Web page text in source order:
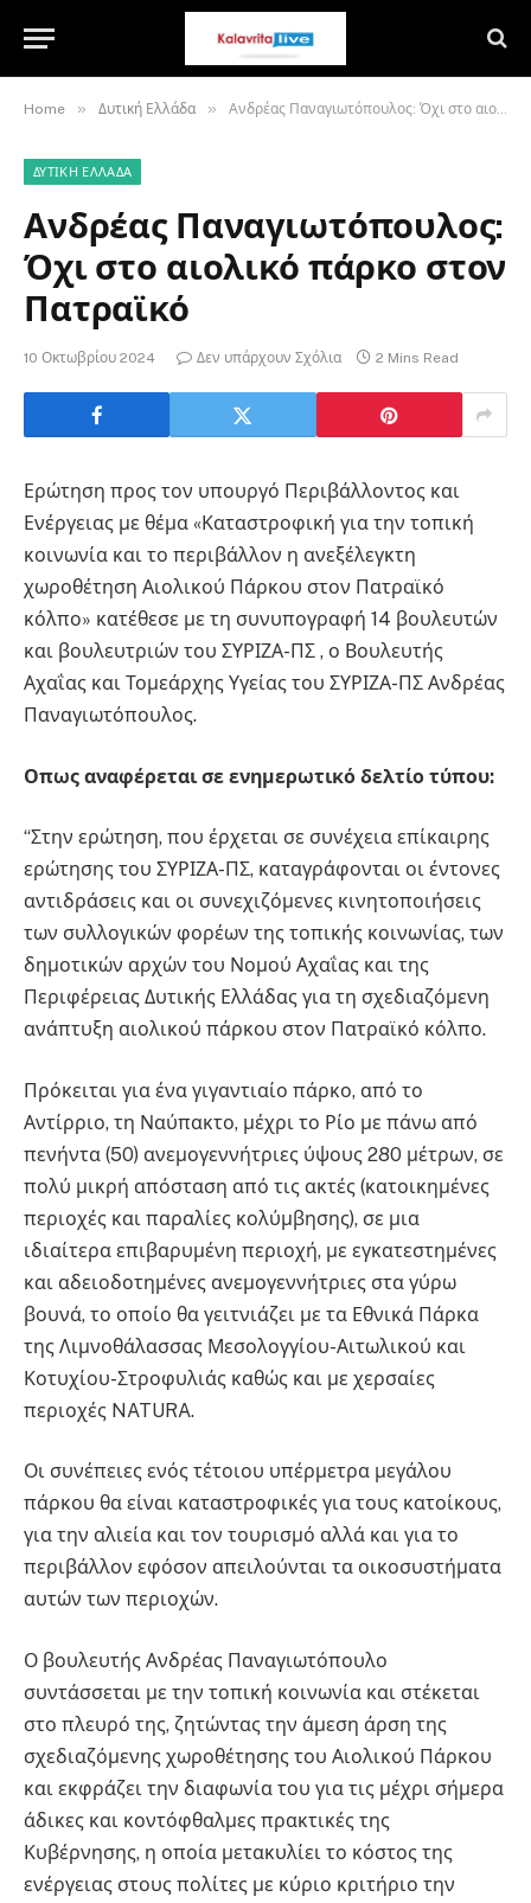
Home » Δυτική Ελλάδα » Ανδρέας Παναγιωτόπουλος: Όχι στο αιολικό πάρκο στον Πατραϊκό
ΔΥΤΙΚΉ ΕΛΛΆΔΑ
Ανδρέας Παναγιωτόπουλος:
Όχι στο αιολικό πάρκο στον
Πατραϊκό
10 Οκτωβρίου 2024 Δεν υπάρχουν Σχόλια 2 Mins Read
Ερώτηση προς τον υπουργό Περιβάλλοντος και
Ενέργειας με θέμα «Καταστροφική για την τοπική
κοινωνία και το περιβάλλον η ανεξέλεγκτη
χωροθέτηση Αιολικού Πάρκου στον Πατραϊκό
κόλπο» κατέθεσε με τη συνυπογραφή 14 βουλευτών
και βουλευτριών του ΣΥΡΙΖΑ-ΠΣ , ο Βουλευτής
Αχαΐας και Τομεάρχης Υγείας του ΣΥΡΙΖΑ-ΠΣ Ανδρέας
Παναγιωτόπουλος.
Οπως αναφέρεται σε ενημερωτικό δελτίο τύπου:
“Στην ερώτηση, που έρχεται σε συνέχεια επίκαιρης
ερώτησης του ΣΥΡΙΖΑ-ΠΣ, καταγράφονται οι έντονες
αντιδράσεις και οι συνεχιζόμενες κινητοποιήσεις
των συλλογικών φορέων της τοπικής κοινωνίας, των
δημοτικών αρχών του Νομού Αχαΐας και της
Περιφέρειας Δυτικής Ελλάδας για τη σχεδιαζόμενη
ανάπτυξη αιολικού πάρκου στον Πατραϊκό κόλπο.
Πρόκειται για ένα γιγαντιαίο πάρκο, από το
Αντίρριο, τη Ναύπακτο, μέχρι το Ρίο με πάνω από
πενήντα (50) ανεμογεννήτριες ύψους 280 μέτρων, σε
πολύ μικρή απόσταση από τις ακτές (κατοικημένες
περιοχές και παραλίες κολύμβησης), σε μια
ιδιαίτερα επιβαρυμένη περιοχή, με εγκατεστημένες
και αδειοδοτημένες ανεμογεννήτριες στα γύρω
βουνά, το οποίο θα γειτνιάζει με τα Εθνικά Πάρκα
της Λιμνοθάλασσας Μεσολογγίου-Αιτωλικού και
Κοτυχίου-Στροφυλιάς καθώς και με χερσαίες
περιοχές NATURA.
Οι συνέπειες ενός τέτοιου υπέρμετρα μεγάλου
πάρκου θα είναι καταστροφικές για τους κατοίκους,
για την αλιεία και τον τουρισμό αλλά και για το
περιβάλλον εφόσον απειλούνται τα οικοσυστήματα
αυτών των περιοχών.
Ο βουλευτής Ανδρέας Παναγιωτόπουλο
συντάσσεται με την τοπική κοινωνία και στέκεται
στο πλευρό της, ζητώντας την άμεση άρση της
σχεδιαζόμενης χωροθέτησης του Αιολικού Πάρκου
και εκφράζει την διαφωνία του για τις μέχρι σήμερα
άδικες και κοντόφθαλμες πρακτικές της
Κυβέρνησης, η οποία μετακυλίει το κόστος της
ενέργειας στους πολίτες με κύριο κριτήριο την